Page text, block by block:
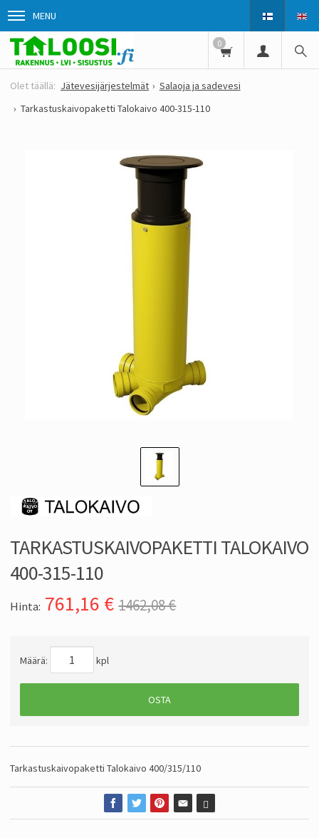
MENU
0
Jätevesijärjestelmät
Salaoja ja sadevesi
Tarkastuskaivopaketti Talokaivo 400-315-110
TARKASTUSKAIVOPAKETTI TALOKAIVO
400-315-110
Hinta: 761,16 € 1462,08 €
Määrä: kpl
OSTA
Tarkastuskaivopaketti Talokaivo 400/315/110